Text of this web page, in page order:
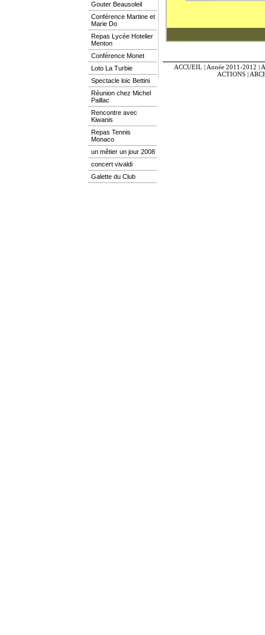
ACCUEIL | Année 2011-2012 |
ACTIONS |
Gouter Beausoleil
Conférence Martine et
Marie Do
Repas Lycée Hotelier
Menton
Conférence Monet
Loto La Turbie
Spectacle loic Bettini
Réunion chez Michel
Paillac
Rencontre avec
Kiwanis
Repas Tennis
Monaco
un mêtier un jour 2008
concert vivaldi
Galette du Club